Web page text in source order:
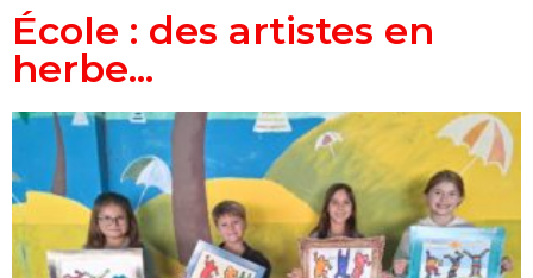
École : des artistes en
herbe...